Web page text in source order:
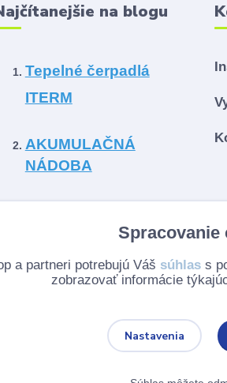
na blogu
Tepelné čerpadlá
ITERM
AKUMULAČNÁ
NÁDOBA
Spracovanie
a partneri potrebujú Váš súhlass
zobrazovať informácie
Nastavenia